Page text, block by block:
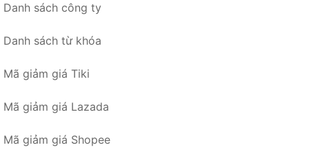
Danh sách công ty
Danh sách từ khóa
Mã giảm giá Tiki
Mã giảm giá Lazada
Mã giảm giá Shopee